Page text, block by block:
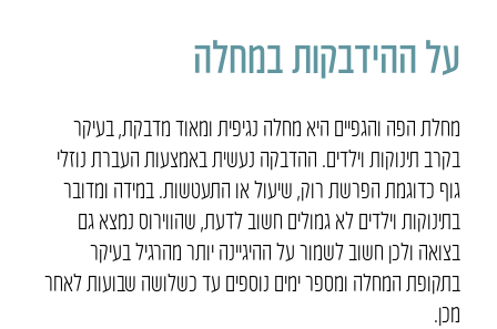
על ההידבקות במחלה
מחלת הפה והגפיים היא מחלה נגיפית ומאוד מדבקת, בעיקר
בקרב תינוקות וילדים. ההדבקה נעשית באמצעות העברת נוזלי
גוף כדוגמת הפרשת רוק, שיעול או התעטשות. במידה ומדובר
בתינוקות וילדים לא גמולים חשוב לדעת, שהווירוס נמצא גם
בצואה ולכן חשוב לשמור על ההיגיינה יותר מהרגיל בעיקר
בתקופת המחלה ומספר ימים נוספים עד כשלושה שבועות לאחר
מכן.